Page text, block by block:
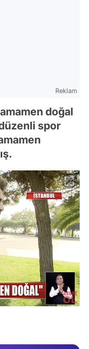
Reklam
doğal
spor
Video
Test